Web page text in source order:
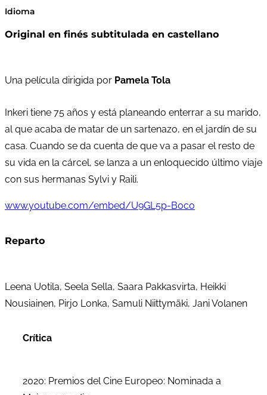
Idioma
Original en finés subtitulada en castellano
Una película dirigida por Pamela Tola
Inkeri tiene 75 años y está planeando enterrar a su marido,
al que acaba de matar de un sartenazo, en el jardín de su
casa. Cuando se da cuenta de que va a pasar el resto de
su vida en la cárcel, se lanza a un enloquecido último viaje
con sus hermanas Sylvi y Raili.
www.youtube.com/embed/U9GL5p-B0co
Reparto
Leena Uotila, Seela Sella, Saara Pakkasvirta, Heikki
Nousiainen, Pirjo Lonka, Samuli Niittymäki, Jani Volanen
Crítica
2020: Premios del Cine Europeo: Nominada a